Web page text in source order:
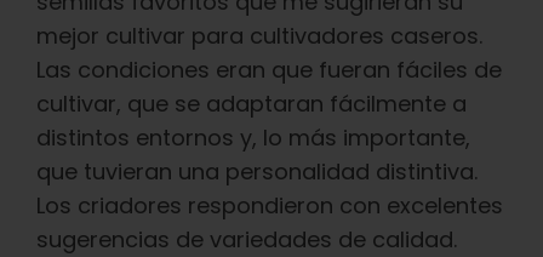
Pulse
Acerca de
Caza de fenotipos
mejor cultivar para cultivadores caseros.
Las condiciones eran que fueran fáciles de
cultivar, que se adaptaran fácilmente a
distintos entornos y, lo más importante,
que tuvieran una personalidad distintiva.
Los criadores respondieron con excelentes
sugerencias de variedades de calidad.